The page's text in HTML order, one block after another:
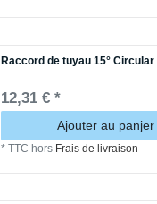
Raccord de tuyau 15° Circular
12,31 € *
Ajouter au panjer
*TTC hors Frais de livraison